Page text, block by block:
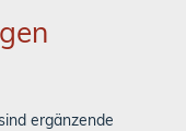
ergänzende